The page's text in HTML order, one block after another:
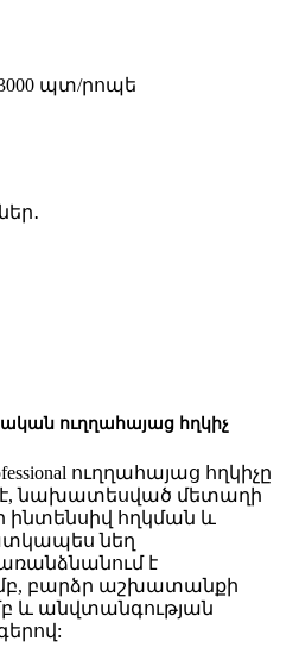
պտ/րոպե
ուղղահայաց հղկիչ
ուղղահայաց հղկիչը
է, նախատեսված մետաղի
ինտենսիվ հղկման և
նեղ
է
բարձր աշխատանքի
և անվտանգության